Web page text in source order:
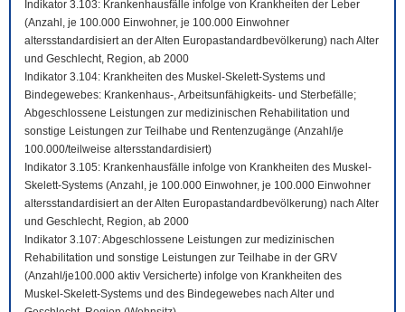
Indikator 3.103: Krankenhausfälle infolge von Krankheiten der Leber
(Anzahl, je 100.000 Einwohner, je 100.000 Einwohner
altersstandardisiert an der Alten Europastandardbevölkerung) nach Alter
und Geschlecht, Region, ab 2000
Indikator 3.104: Krankheiten des Muskel-Skelett-Systems und
Bindegewebes: Krankenhaus-, Arbeitsunfähigkeits- und Sterbefälle;
Abgeschlossene Leistungen zur medizinischen Rehabilitation und
sonstige Leistungen zur Teilhabe und Rentenzugänge (Anzahl/je
100.000/teilweise altersstandardisiert)
Indikator 3.105: Krankenhausfälle infolge von Krankheiten des Muskel-
Skelett-Systems (Anzahl, je 100.000 Einwohner, je 100.000 Einwohner
altersstandardisiert an der Alten Europastandardbevölkerung) nach Alter
und Geschlecht, Region, ab 2000
Indikator 3.107: Abgeschlossene Leistungen zur medizinischen
Rehabilitation und sonstige Leistungen zur Teilhabe in der GRV
(Anzahl/je100.000 aktiv Versicherte) infolge von Krankheiten des
Muskel-Skelett-Systems und des Bindegewebes nach Alter und